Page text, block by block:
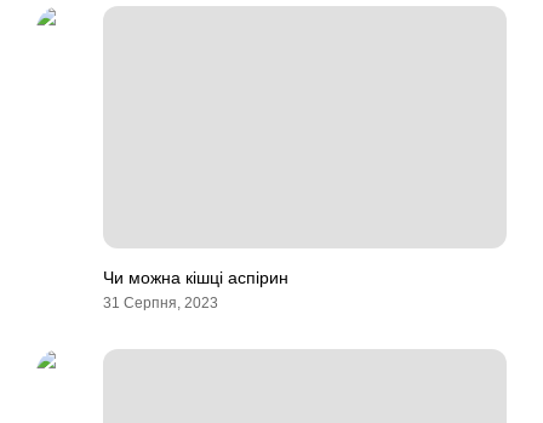
Чи можна кішці аспірин
31 Серпня, 2023